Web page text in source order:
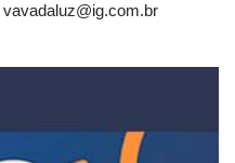
vavadaluz@ig.com.br